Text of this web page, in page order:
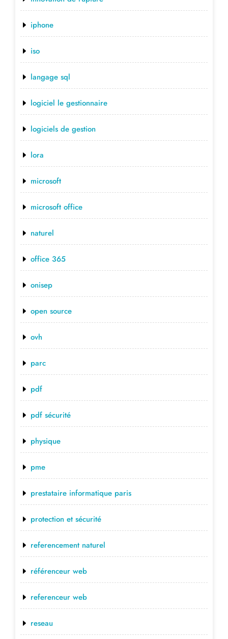
iphone
iso
langage sql
logiciel le gestionnaire
logiciels de gestion
lora
microsoft
microsoft office
naturel
office 365
onisep
open source
ovh
parc
pdf
pdf sécurité
physique
pme
prestataire informatique paris
protection et sécurité
referencement naturel
référenceur web
referenceur web
reseau